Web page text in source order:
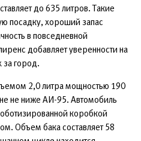
до 635 литров. Такие
посадку, хороший запас
в повседневной
добавляет уверенности на
за город.
2,0 литра мощностью 190
не ниже АИ-95. Автомобиль
коробкой
Объем бака составляет 58